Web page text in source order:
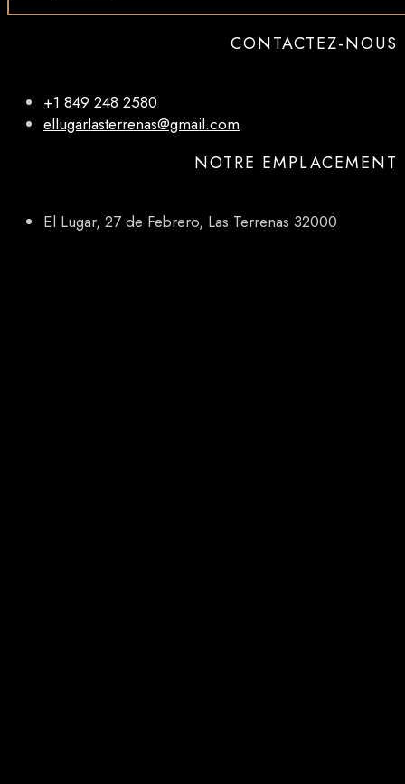
CONTACTEZ-NOUS
+1 849 248 2580
ellugarlasterrenas@gmail.com
NOTRE EMPLACEMENT
El Lugar, 27 de Febrero, Las Terrenas 32000